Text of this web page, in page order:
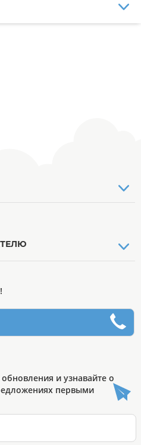
и узнавайте о
первыми